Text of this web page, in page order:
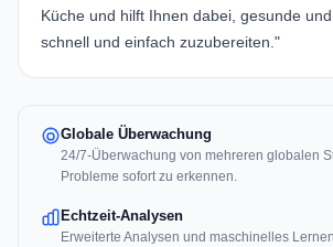
Küche und hilft Ihnen dabei, gesunde
schnell und einfach zuzubereiten."
Globale Überwachung
24/7-Überwachung von mehreren globalen
Probleme sofort zu erkennen.
Echtzeit-Analysen
Erweiterte Analysen und maschinelles